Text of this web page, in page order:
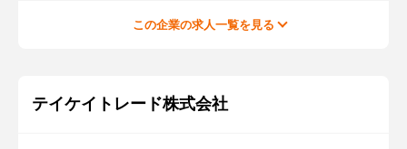
この企業の求人一覧を見る
テイケイトレード株式会社